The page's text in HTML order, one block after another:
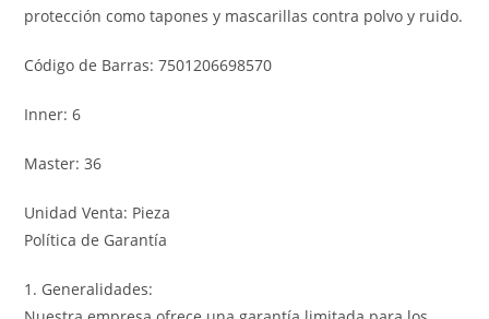
protección como tapones y mascarillas contra polvo y ruido.
Código de Barras: 7501206698570
Inner: 6
Master: 36
Unidad Venta: Pieza
Política de Garantía
1. Generalidades: